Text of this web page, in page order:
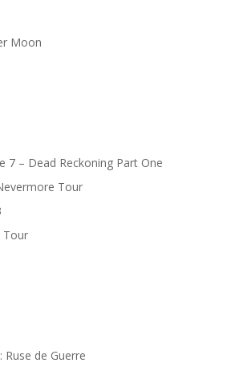
Moon
7 – Dead Reckoning Part One
Tour
Tour
de Guerre